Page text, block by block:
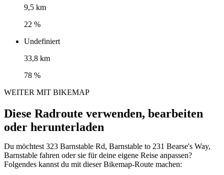
9,5 km
22 %
Undefiniert
33,8 km
78 %
WEITER MIT BIKEMAP
Diese Radroute verwenden, bearbeiten
oder herunterladen
Du möchtest 323 Barnstable Rd, Barnstable to 231 Bearse's Way,
Barnstable fahren oder sie für deine eigene Reise anpassen?
Folgendes kannst du mit dieser Bikemap-Route machen: